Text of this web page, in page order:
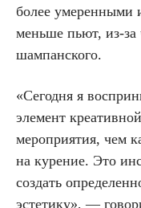
более умеренными
меньше пьют, из-за
шампанского.
«Сегодня я
элемент
мероприятия, чем
на курение. Это
создать
эстетику», —